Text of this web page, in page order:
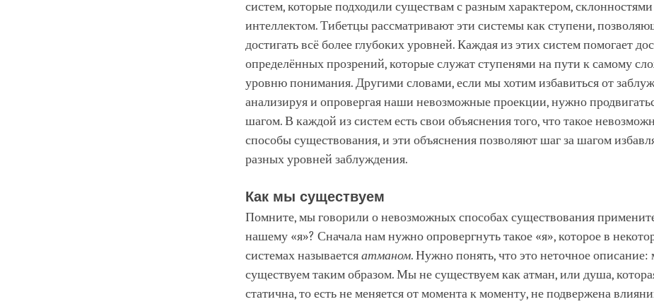
систем, которые подходили существам с разным характером,
интеллектом. Тибетцы рассматривают эти системы как ступени,
достигать всё более глубоких уровней. Каждая из этих систем помогает
определённых прозрений, которые служат ступенями на пути к самому
уровню понимания. Другими словами, если мы хотим избавиться от
анализируя и опровергая наши невозможные проекции, нужно
шагом. В каждой из систем есть свои объяснения того, что такое
способы существования, и эти объяснения позволяют шаг за шагом
разных уровней заблуждения.
Как мы существуем
Помните, мы говорили о невозможных способах существования
нашему «я»? Сначала нам нужно опровергнуть такое «я», которое в
системах называетсяатманом. Нужно понять, что это неточное
существуем таким образом. Мы не существуем как атман, или душа,
статична, то есть не меняется от момента к моменту, не подвержена